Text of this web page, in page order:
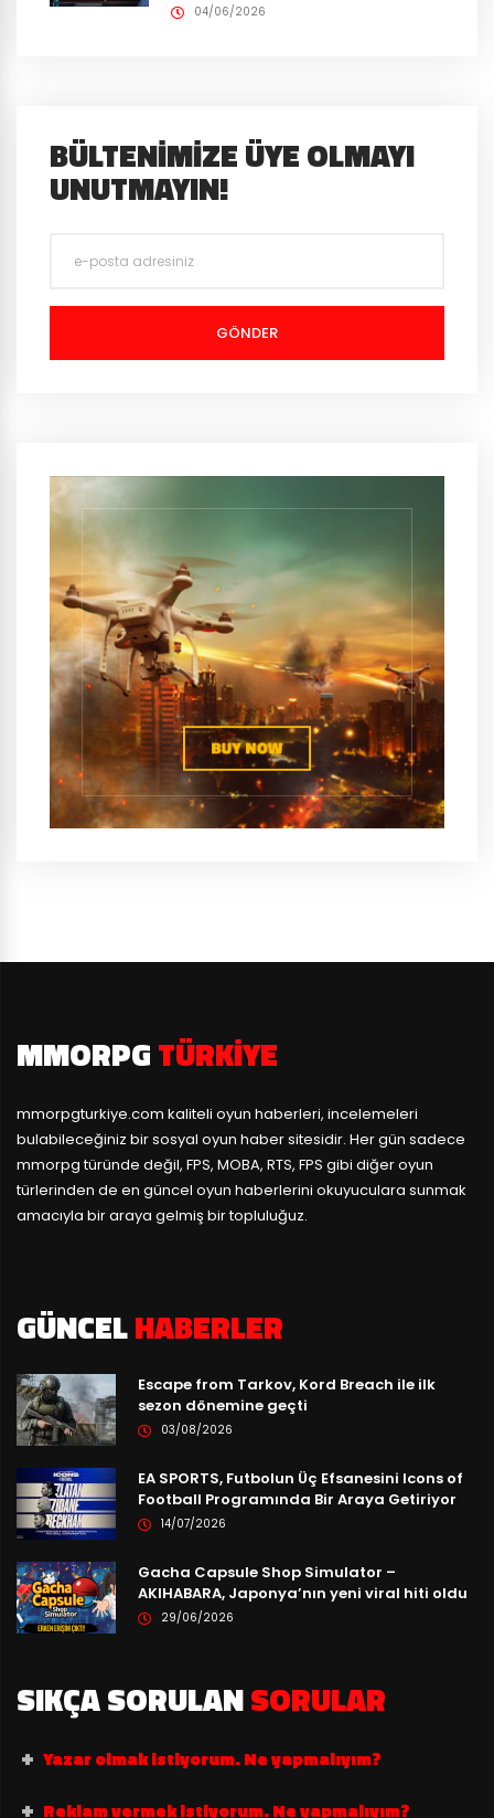
04/06/2026
BÜLTENIMIZE ÜYE OLMAYI
UNUTMAYIN!
MMORPGTÜRKIYE
mmorpgturkiye.com kaliteli oyun haberleri, incelemeleri
bulabileceğiniz bir sosyal oyun haber sitesidir. Her gün sadece
mmorpg türünde değil, FPS, MOBA, RTS, FPS gibi diğer oyun
türlerinden de en güncel oyun haberlerini okuyuculara sunmak
amacıyla bir araya gelmiş bir topluluğuz.
GÜNCELHABERLER
Escape from Tarkov, Kord Breach ile ilk
sezon dönemine geçti
03/08/2026
EA SPORTS, Futbolun Üç Efsanesini Icons of
Football Programında Bir Araya Getiriyor
14/07/2026
Gacha Capsule Shop Simulator –
AKIHABARA, Japonya’nın yeni viral hiti oldu
29/06/2026
SIKÇA SORULANSORULAR
Yazar olmak istiyorum. Ne yapmalıyım?
Reklam vermek istiyorum. Ne yapmalıyım?